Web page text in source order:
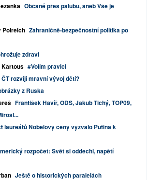
Občané přes palubu, aneb Vše je
Polreich Zahraničně-bezpečnostní politika po
zdraví
Kartous #Volím pravici
ČT rozvíjí mravní vývoj dětí?
z Ruska
František Havíř, ODS, Jakub Tichý, TOP09,
laureátů Nobelovy ceny vyzvalo Putina k
rozpočet: Svět si oddechl, napětí
Ještě o historických paralelách